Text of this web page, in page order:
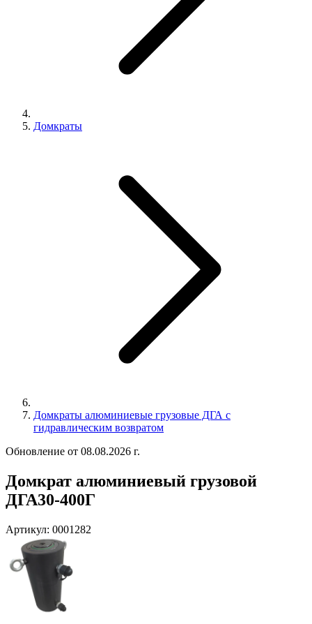
Домкраты
Домкраты алюминиевые грузовые ДГА с
гидравлическим возвратом
Обновление от 08.08.2026 г.
Домкрат алюминиевый грузовой
ДГА30-400Г
Артикул: 0001282